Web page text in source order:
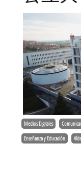
Medios Digitales
Enseñanza y Educación